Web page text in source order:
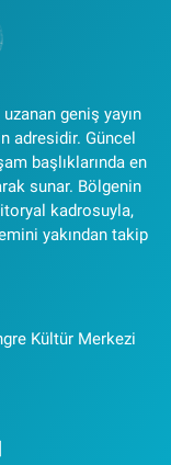
geniş yayın
adresidir. Güncel
başlıklarında en
sunar. Bölgenin
kadrosuyla,
yakından takip
Kültür Merkezi